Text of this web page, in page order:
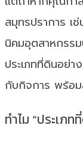
สมุทรปราการ
นิคมอุตสาหกรร
ประเภทที่ดินอย่า
กับกิจการ พร้อม
ทำไม “ประเภ